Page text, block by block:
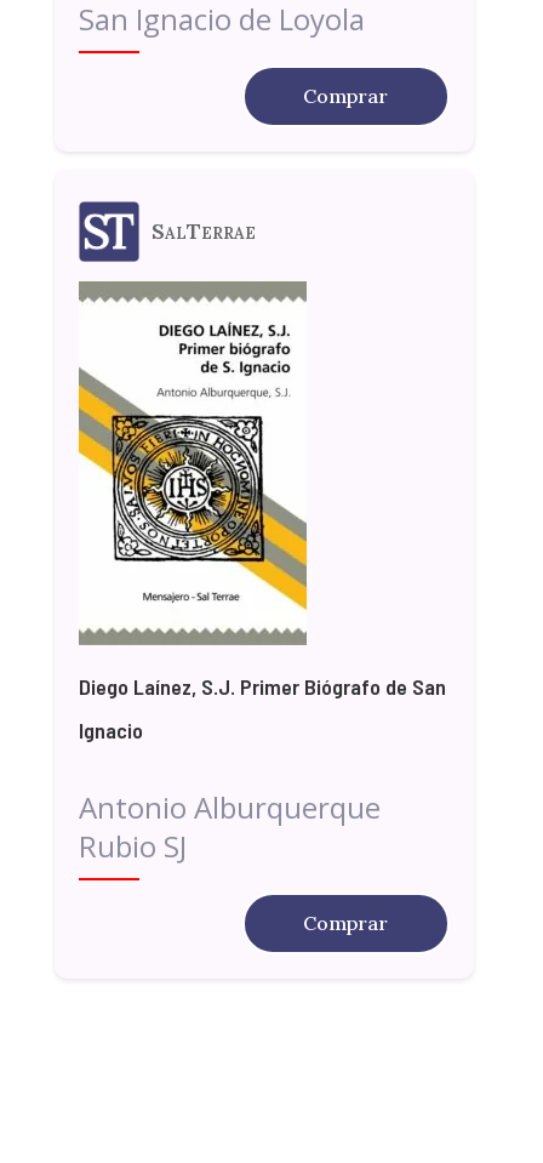
San Ignacio de Loyola
Comprar
SalTerrae
Diego Laínez, S.J. Primer Biógrafo de San
Ignacio
Antonio Alburquerque
Rubio SJ
Comprar